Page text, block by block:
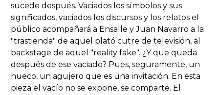
sucede después. Vaciados los símbolos y sus
significados, vaciados los discursos y los relatos el
público acompañará a Ensalle y Juan Navarro a la
"trastienda" de aquel plató cutre de televisión, al
backstage de aquel "reality fake". ¿Y que queda
después de ese vaciado? Pues, seguramente, un
hueco, un agujero que es una invitación. En esta
pieza el vacío no se expone, se comparte. El